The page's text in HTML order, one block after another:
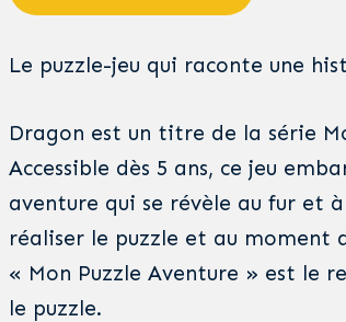
Le puzzle-jeu qui raconte une
Dragon est un titre de la série
Accessible dès 5 ans, ce jeu
aventure qui se révèle au fur et
réaliser le puzzle et au moment
« Mon Puzzle Aventure » est le
le puzzle.